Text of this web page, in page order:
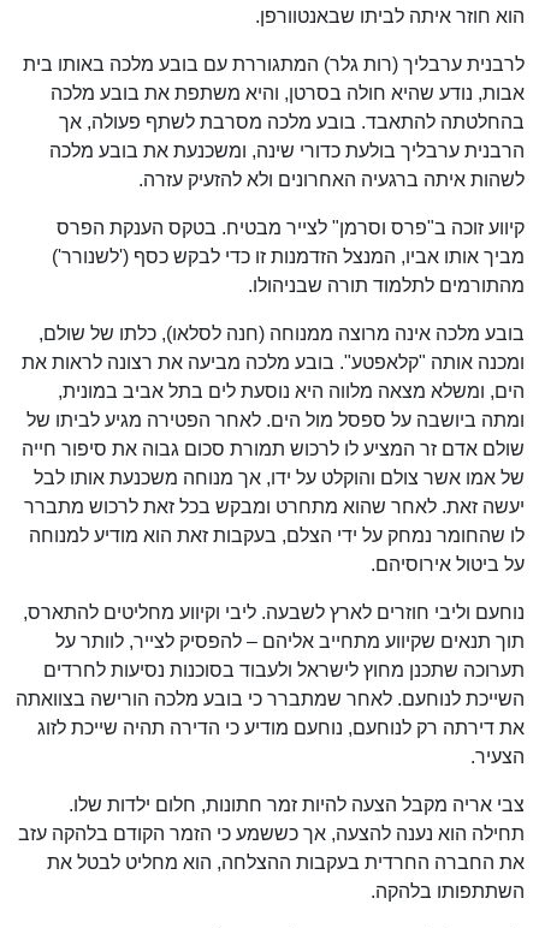
הוא חוזר איתה לביתו שבאנטוורפן.
לרבנית ערבליך (רות גלר) המתגוררת עם בובע מלכה באותו בית
אבות, נודע שהיא חולה בסרטן, והיא משתפת את בובע מלכה
בהחלטתה להתאבד. בובע מלכה מסרבת לשתף פעולה, אך
הרבנית ערבליך בולעת כדורי שינה, ומשכנעת את בובע מלכה
לשהות איתה ברגעיה האחרונים ולא להזעיק עזרה.
קיווע זוכה ב"פרס וסרמן" לצייר מבטיח. בטקס הענקת הפרס
מביך אותו אביו, המנצל הזדמנות זו כדי לבקש כסף ('לשנורר')
מהתורמים לתלמוד תורה שבניהולו.
בובע מלכה אינה מרוצה ממנוחה (חנה לסלאו), כלתו של שולם,
ומכנה אותה "קלאפטע". בובע מלכה מביעה את רצונה לראות את
הים, ומשלא מצאה מלווה היא נוסעת לים בתל אביב במונית,
ומתה ביושבה על ספסל מול הים. לאחר הפטירה מגיע לביתו של
שולם אדם זר המציע לו לרכוש תמורת סכום גבוה את סיפור חייה
של אמו אשר צולם והוקלט על ידו, אך מנוחה משכנעת אותו לבל
יעשה זאת. לאחר שהוא מתחרט ומבקש בכל זאת לרכוש מתברר
לו שהחומר נמחק על ידי הצלם, בעקבות זאת הוא מודיע למנוחה
על ביטול אירוסיהם.
נוחעם וליבי חוזרים לארץ לשבעה. ליבי וקיווע מחליטים להתארס,
תוך תנאים שקיווע מתחייב אליהם – להפסיק לצייר, לוותר על
תערוכה שתכנן מחוץ לישראל ולעבוד בסוכנות נסיעות לחרדים
השייכת לנוחעם. לאחר שמתברר כי בובע מלכה הורישה בצוואתה
את דירתה רק לנוחעם, נוחעם מודיע כי הדירה תהיה שייכת לזוג
הצעיר.
צבי אריה מקבל הצעה להיות זמר חתונות, חלום ילדות שלו.
תחילה הוא נענה להצעה, אך כששמע כי הזמר הקודם בלהקה עזב
את החברה החרדית בעקבות ההצלחה, הוא מחליט לבטל את
השתתפותו בלהקה.